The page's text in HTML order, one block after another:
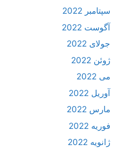
سپتامبر 2022
آگوست 2022
جولای 2022
ژوئن 2022
می 2022
آوریل 2022
مارس 2022
فوریه 2022
ژانویه 2022